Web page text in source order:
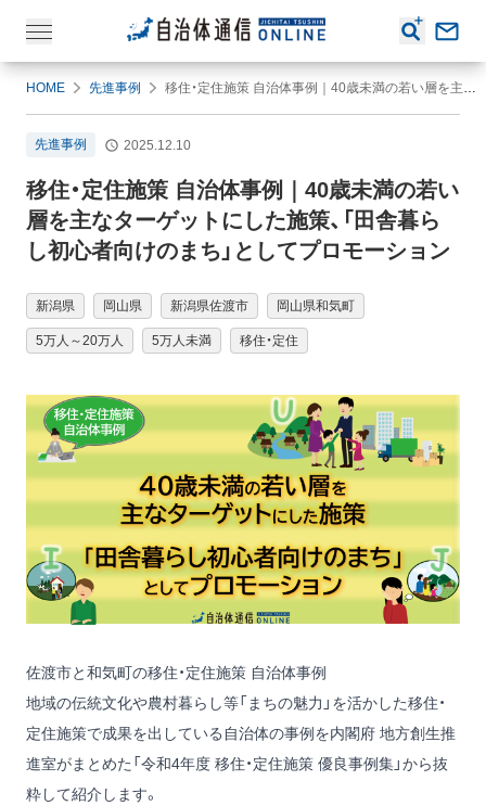
HOME 先進事例 移住・定住施策 自治体事例｜40歳未満の若い層を主なターゲットにした施策、「田舎暮らし初心者向けのまち」としてプロモーション
先進事例 2025.12.10
移住・定住施策 自治体事例｜40歳未満の若い
層を主なターゲットにした施策、「田舎暮ら
し初心者向けのまち」としてプロモーション
新潟県 岡山県 新潟県佐渡市 岡山県和気町
5万人～20万人 5万人未満 移住・定住
佐渡市と和気町の移住・定住施策 自治体事例
地域の伝統文化や農村暮らし等「まちの魅力」を活かした移住・
定住施策で成果を出している自治体の事例を内閣府 地方創生推
進室がまとめた「令和4年度 移住・定住施策 優良事例集」から抜
粋して紹介します。